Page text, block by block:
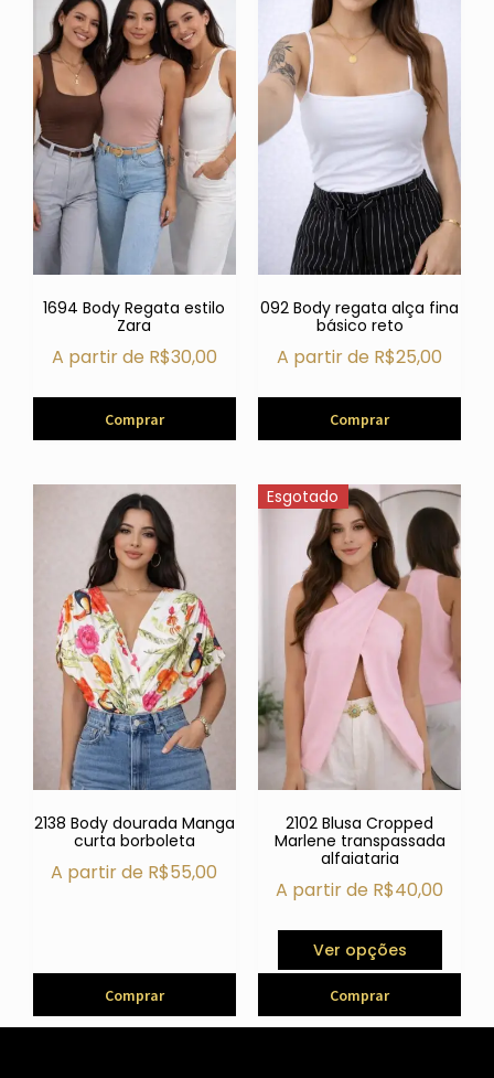
1694 Body Regata estilo
Zara
A partir de R$30,00
Comprar
092 Body regata alça fina
básico reto
A partir de R$25,00
Comprar
2138 Body dourada Manga
curta borboleta
A partir de R$55,00
Comprar
Esgotado
2102 Blusa Cropped
Marlene transpassada
alfaiataria
A partir de R$40,00
Ver opções
Comprar